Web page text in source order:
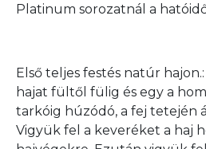
Platinum sorozatnál a
Első teljes festés natúr
hajat fültől fülig és egy a
tarkóig húzódó, a fej tetején
Vigyük fel a keveréket a haj